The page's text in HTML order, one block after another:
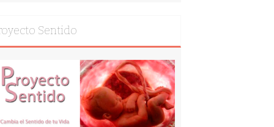
Sentido